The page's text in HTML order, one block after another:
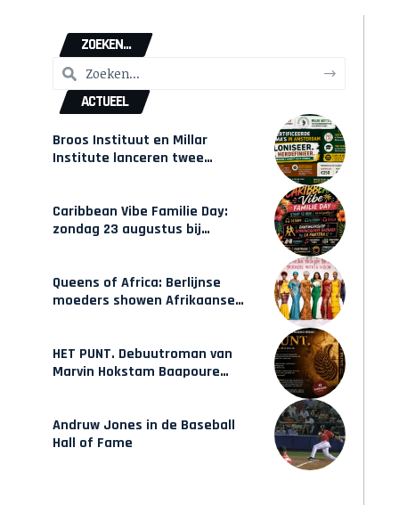
ZOEKEN...
ACTUEEL
Broos Instituut en Millar
Institute lanceren twee
Caribbean Vibe Familie Day:
zondag 23 augustus bij
Queens of Africa: Berlijnse
moeders showen Afrikaanse
HET PUNT. Debuutroman van
Marvin Hokstam Baapoure
Andruw Jones in de Baseball
Hall of Fame